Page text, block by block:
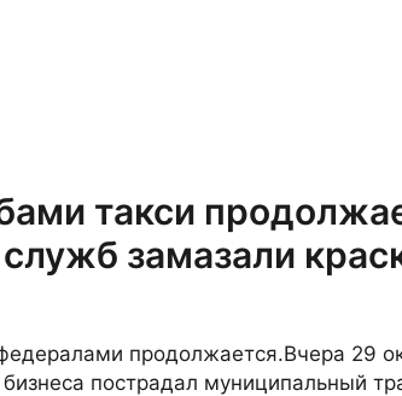
такси
замазали
продолжается.Вчера 29
бизнеса пострадал муниципальный